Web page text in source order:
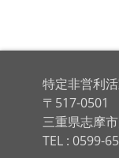
特定非営利
〒517-0501
三重県志摩
TEL : 0599-